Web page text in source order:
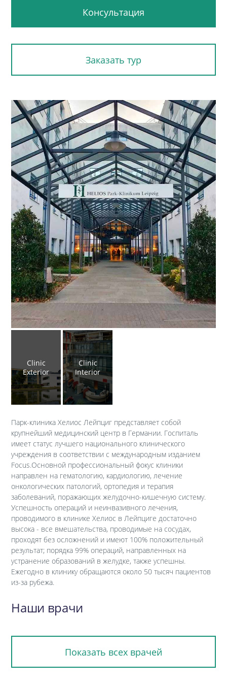
Консультация
Заказать тур
Clinic
Exterior
Clinic
Interior
Парк-клиника Хелиос Лейпциг представляет собой
крупнейший медицинский центр в Германии. Госпиталь
имеет статус лучшего национального клинического
учреждения в соответствии с международным изданием
Focus.Основной профессиональный фокус клиники
направлен на гематологию, кардиологию, лечение
онкологических патологий, ортопедия и терапия
заболеваний, поражающих желудочно-кишечную систему.
Успешность операций и неинвазивного лечения,
проводимого в клинике Хелиос в Лейпциге достаточно
высока - все вмешательства, проводимые на сосудах,
проходят без осложнений и имеют 100% положительный
результат; порядка 99% операций, направленных на
устранение образований в желудке, также успешны.
Ежегодно в клинику обращаются около 50 тысяч пациентов
из-за рубежа.
Наши врачи
Показать всех врачей